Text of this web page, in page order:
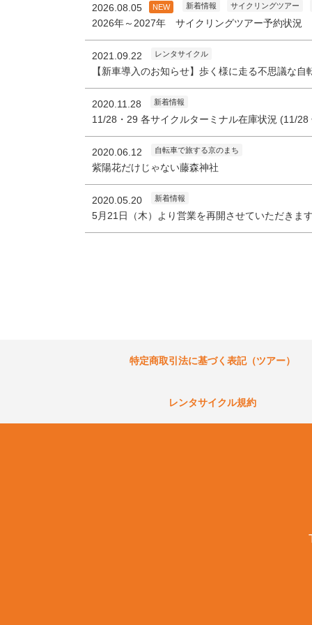
2026.08.05 NEW 新着情報 サイクリングツアー
2026年～2027年 サイクリングツアー予約状況
2021.09.22 レンタサイクル
【新車導入のお知らせ】歩く様に走る不思議な
2020.11.28 新着情報
11/28・29 各サイクルターミナル在庫状況 (11/
2020.06.12 自転車で旅する京のまち
紫陽花だけじゃない藤森神社
2020.05.20 新着情報
5月21日（木）より営業を再開させていただきま
特定商取引法に基づく表記（ツアー）
レンタサイクル規約